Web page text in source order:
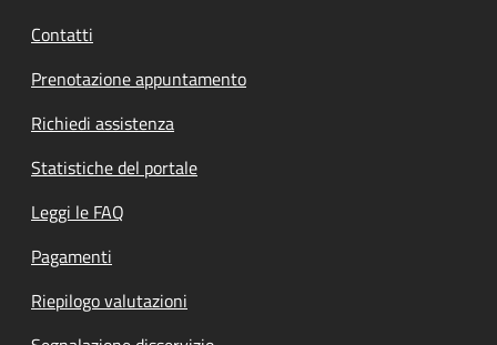
Contatti
Prenotazione appuntamento
Richiedi assistenza
Statistiche del portale
Leggi le FAQ
Pagamenti
Riepilogo valutazioni